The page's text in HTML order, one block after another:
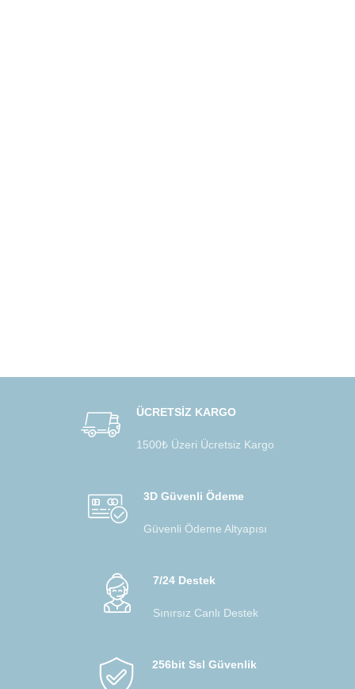
ÜCRETSİZ KARGO
1500₺ Üzeri Ücretsiz Kargo
3D Güvenli Ödeme
Güvenli Ödeme Altyapısı
7/24 Destek
Sınırsız Canlı Destek
256bit Ssl Güvenlik